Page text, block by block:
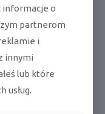
mm
958 x 660 x 402
16,5 / 41,5 kg
informacje o
partnerom
i
innymi
lub które
usług.